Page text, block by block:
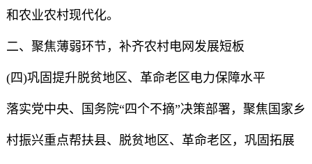
和农业农村现代化。
二、聚焦薄弱环节，补齐农村电网发展短板
(四)巩固提升脱贫地区、革命老区电力保障水平
落实党中央、国务院“四个不摘”决策部署，聚焦国家乡
村振兴重点帮扶县、脱贫地区、革命老区，巩固拓展